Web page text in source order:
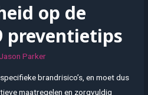
op de
preventietips
Jason Parker
brandrisico’s, en moet dus
maatregelen en zorgvuldig